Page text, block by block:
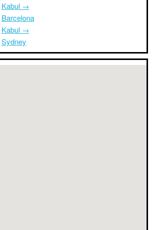
Kabul →
Barcelona
Kabul →
Sydney